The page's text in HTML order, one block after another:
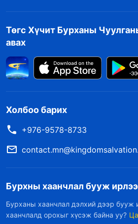
Төгс Хүчит Бурханы
авах
Холбоо барих
+976-9578-8733
Бурхны хаанчлал бууж ирлээ
Бурханы хаанчлал дэлхий дээр бууж
хаанчлалд орохыг хүсэж байна уу?